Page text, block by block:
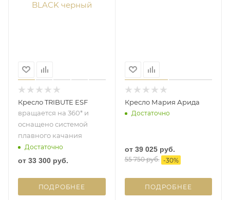
Кресло TRIBUTE ESF
вращается на 360* и
оснащено системой
плавного качания
Достаточно
от 33 300 руб.
ПОДРОБНЕЕ
Кресло Мария Арида
Достаточно
от 39 025 руб.
55 750 руб. -30%
ПОДРОБНЕЕ